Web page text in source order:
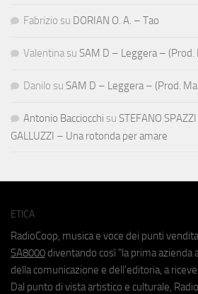
Fabrizio su DORIAN O. A. – Tao
Valentina su SAM D – Leggera – (Prod.
Danilo su SAM D – Leggera – (Prod.
Antonio Bacciocchi su STEFANO
GALLUZZI – Una rotonda per amare
ETICA
RadioCoop, musica e voce dei punti
SA8000 diventando così "la prima azienda
della comunicazione e dell'editoria, a
Dal punto di vista artistico e culturale,